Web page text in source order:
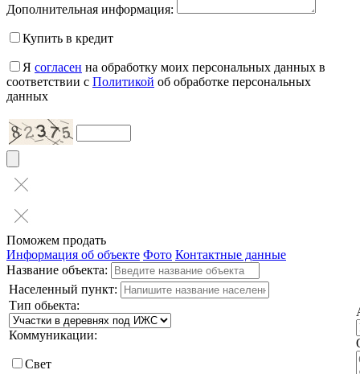
Дополнительная информация:
Купить в кредит
Я согласен на обработку моих персональных данных в
соответствии с Политикой об обработке персональных
данных
Поможем продать
Информация об объекте Фото Контактные данные
Название объекта:
Населенный пункт:
Тип обьекта:
Коммуникации:
Свет